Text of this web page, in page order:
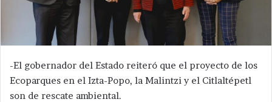
-El gobernador del Estado reiteró que el proyecto de los
Ecoparques en el Izta-Popo, la Malintzi y el Citlaltépetl
son de rescate ambiental.